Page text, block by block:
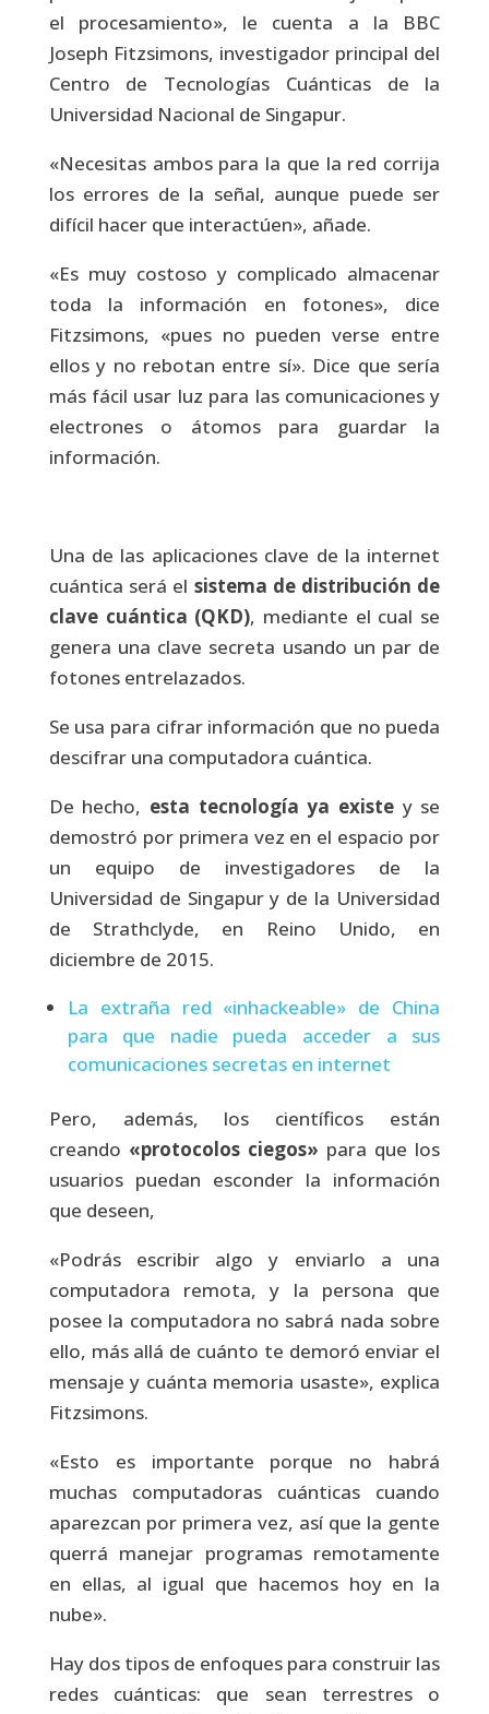
el procesamiento», le cuenta a la BBC
Joseph Fitzsimons, investigador principal del
Centro de Tecnologías Cuánticas de la
Universidad Nacional de Singapur.
«Necesitas ambos para la que la red corrija
los errores de la señal, aunque puede ser
difícil hacer que interactúen», añade.
«Es muy costoso y complicado almacenar
toda la información en fotones», dice
Fitzsimons, «pues no pueden verse entre
ellos y no rebotan entre sí». Dice que sería
más fácil usar luz para las comunicaciones y
electrones o átomos para guardar la
información.
Una de las aplicaciones clave de la internet
cuántica será el sistema de distribución de
clave cuántica (QKD), mediante el cual se
genera una clave secreta usando un par de
fotones entrelazados.
Se usa para cifrar información que no pueda
descifrar una computadora cuántica.
De hecho, esta tecnología ya existey se
demostró por primera vez en el espacio por
un equipo de investigadores de la
Universidad de Singapur y de la Universidad
de Strathclyde, en Reino Unido, en
diciembre de 2015.
La extraña red «inhackeable» de China
para que nadie pueda acceder a sus
comunicaciones secretas en internet
Pero, además, los científicos están
creando «protocolos ciegos» para que los
usuarios puedan esconder la información
que deseen,
«Podrás escribir algo y enviarlo a una
computadora remota, y la persona que
posee la computadora no sabrá nada sobre
ello, más allá de cuánto te demoró enviar el
mensaje y cuánta memoria usaste», explica
Fitzsimons.
«Esto es importante porque no habrá
muchas computadoras cuánticas cuando
aparezcan por primera vez, así que la gente
querrá manejar programas remotamente
en ellas, al igual que hacemos hoy en la
nube».
Hay dos tipos de enfoques para construir las
redes cuánticas: que sean terrestres o